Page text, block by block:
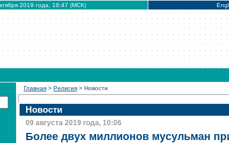
2019 года, 16:47 (МСК)
Главная > Религия > Новости
Новости
09 августа 2019 года, 10:06
Более двух миллионов мусульман